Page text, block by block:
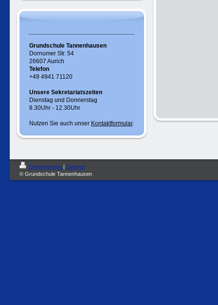
Grundschule Tannenhausen
Dornumer Str. 54
26607 Aurich
Telefon
+49 4941 71120
Unsere Sekretariatszeiten
Dienstag und Donnerstag
8.30Uhr - 12.30Uhr
Nutzen Sie auch unser Kontaktformular.
Druckversion | Sitemap
© Grundschule Tannenhausen